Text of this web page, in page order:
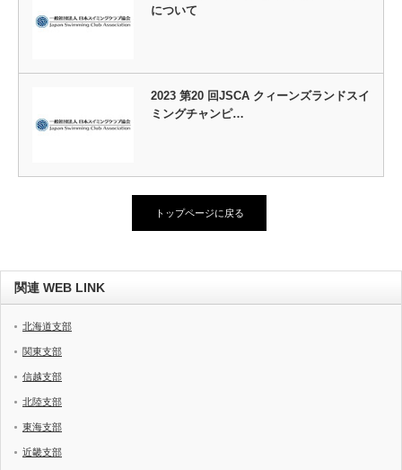
について
2023 第20 回JSCA クィーンズランドスイ
ミングチャンピ…
トップページに戻る
関連 WEB LINK
北海道支部
関東支部
信越支部
北陸支部
東海支部
近畿支部